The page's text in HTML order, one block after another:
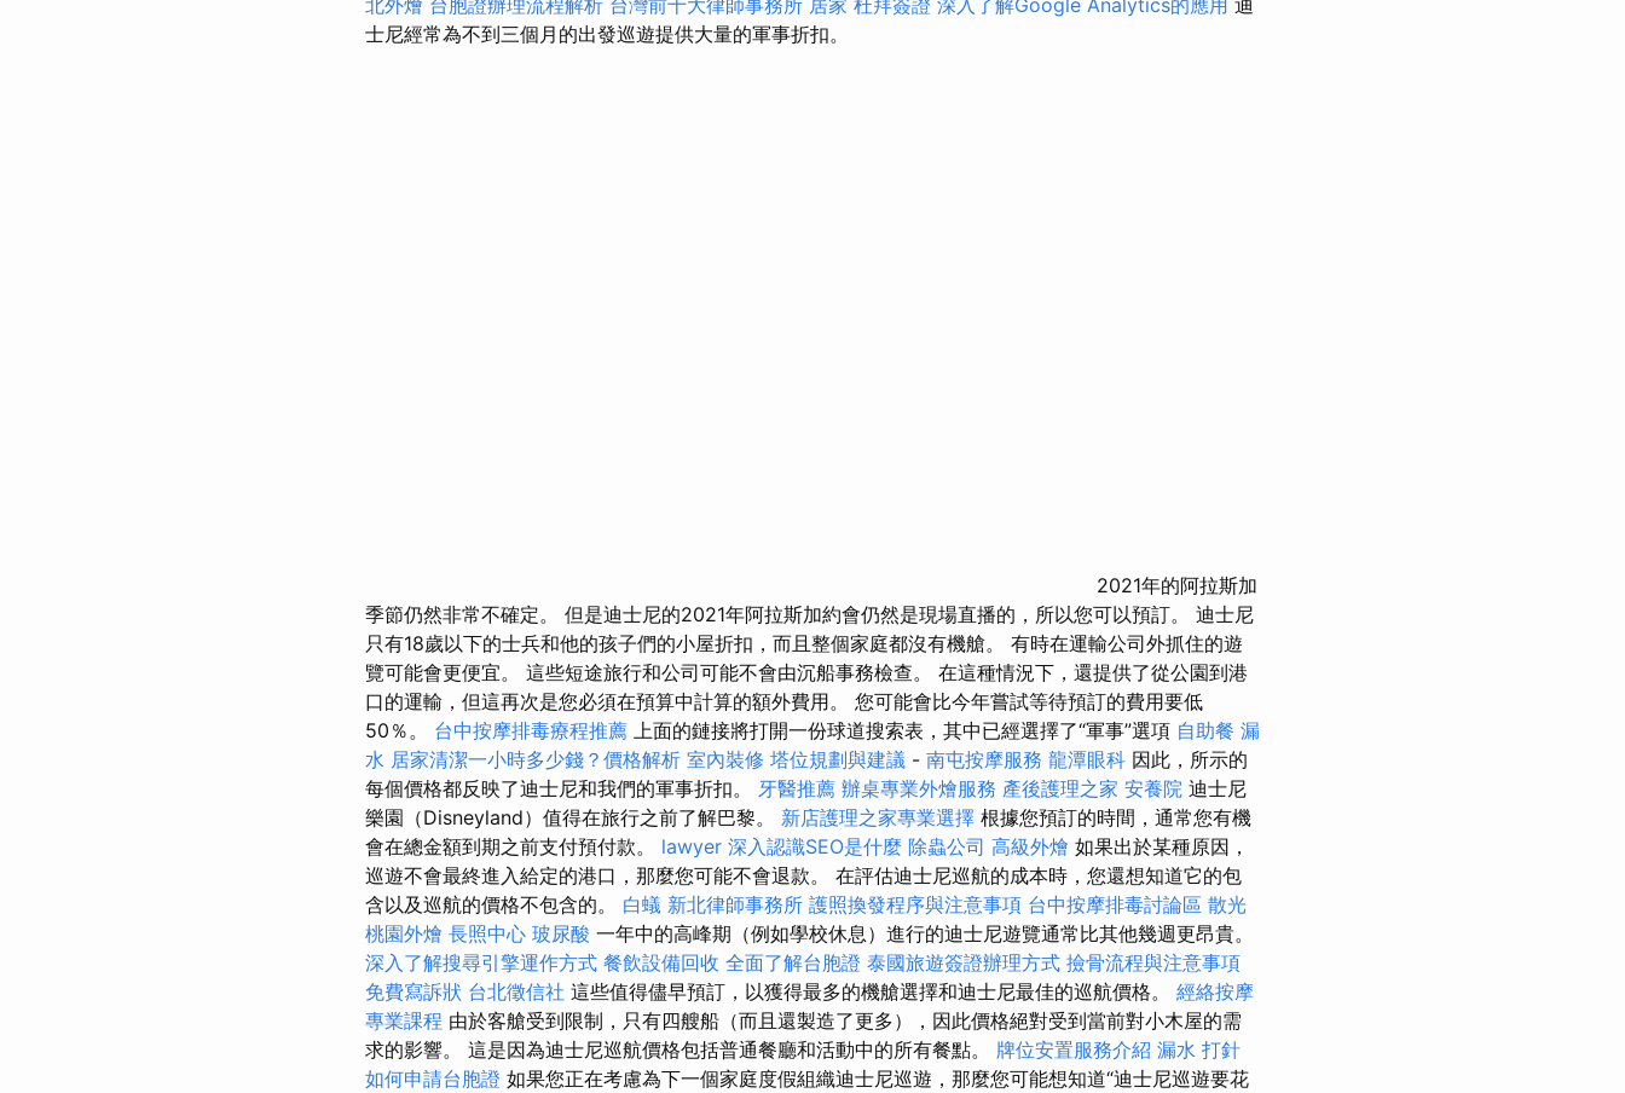
士尼經常為不到三個月的出發巡遊提供大量的軍事折扣。
2021年的阿拉斯加
季節仍然非常不確定。 但是迪士尼的2021年阿拉斯加約會仍然是現場直播的，所以您可以預訂。 迪士尼
只有18歲以下的士兵和他的孩子們的小屋折扣，而且整個家庭都沒有機艙。 有時在運輸公司外抓住的遊
覽可能會更便宜。 這些短途旅行和公司可能不會由沉船事務檢查。 在這種情況下，還提供了從公園到港
口的運輸，但這再次是您必須在預算中計算的額外費用。 您可能會比今年嘗試等待預訂的費用要低
50％。 台中按摩排毒療程推薦 上面的鏈接將打開一份球道搜索表，其中已經選擇了“軍事”選項 自助餐 漏
水 居家清潔一小時多少錢？價格解析 室內裝修 塔位規劃與建議 - 南屯按摩服務 龍潭眼科 因此，所示的
每個價格都反映了迪士尼和我們的軍事折扣。 牙醫推薦 辦桌專業外燴服務 產後護理之家 安養院 迪士尼
樂園（Disneyland）值得在旅行之前了解巴黎。 新店護理之家專業選擇 根據您預訂的時間，通常您有機
會在總金額到期之前支付預付款。 lawyer 深入認識SEO是什麼 除蟲公司 高級外燴 如果出於某種原因，
巡遊不會最終進入給定的港口，那麼您可能不會退款。 在評估迪士尼巡航的成本時，您還想知道它的包
含以及巡航的價格不包含的。 白蟻 新北律師事務所 護照換發程序與注意事項 台中按摩排毒討論區 散光
桃園外燴 長照中心 玻尿酸 一年中的高峰期（例如學校休息）進行的迪士尼遊覽通常比其他幾週更昂貴。
深入了解搜尋引擎運作方式 餐飲設備回收 全面了解台胞證 泰國旅遊簽證辦理方式 撿骨流程與注意事項
免費寫訴狀 台北徵信社 這些值得儘早預訂，以獲得最多的機艙選擇和迪士尼最佳的巡航價格。 經絡按摩
專業課程 由於客艙受到限制，只有四艘船（而且還製造了更多），因此價格絕對受到當前對小木屋的需
求的影響。 這是因為迪士尼巡航價格包括普通餐廳和活動中的所有餐點。 牌位安置服務介紹 漏水 打針
如何申請台胞證 如果您正在考慮為下一個家庭度假組織迪士尼巡遊，那麼您可能想知道“迪士尼巡遊要花